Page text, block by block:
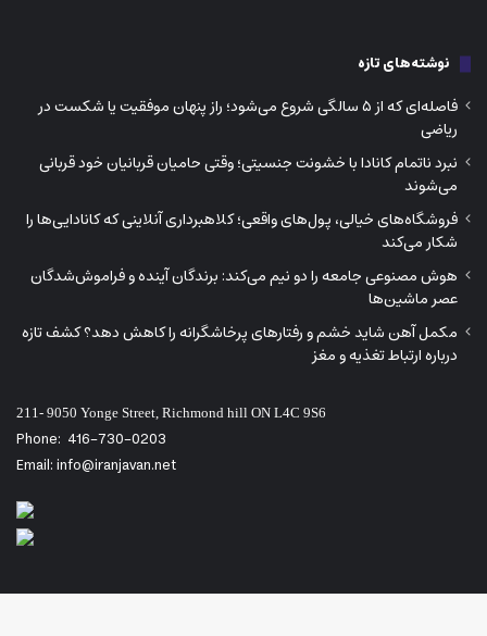
نوشته‌های تازه
فاصله‌ای که از ۵ سالگی شروع می‌شود؛ راز پنهان موفقیت یا شکست در
ریاضی
نبرد ناتمام کانادا با خشونت جنسیتی؛ وقتی حامیان قربانیان خود قربانی
می‌شوند
فروشگاه‌های خیالی، پول‌های واقعی؛ کلاهبرداری آنلاینی که کانادایی‌ها را
شکار می‌کند
هوش مصنوعی جامعه را دو نیم می‌کند: برندگان آینده و فراموش‌شدگان
عصر ماشین‌ها
مکمل آهن شاید خشم و رفتارهای پرخاشگرانه را کاهش دهد؟ کشف تازه
درباره ارتباط تغذیه و مغز
211- 9050 Yonge Street, Richmond hill ON L4C 9S6
Phone: 416-730-0203
Email: info@iranjavan.net